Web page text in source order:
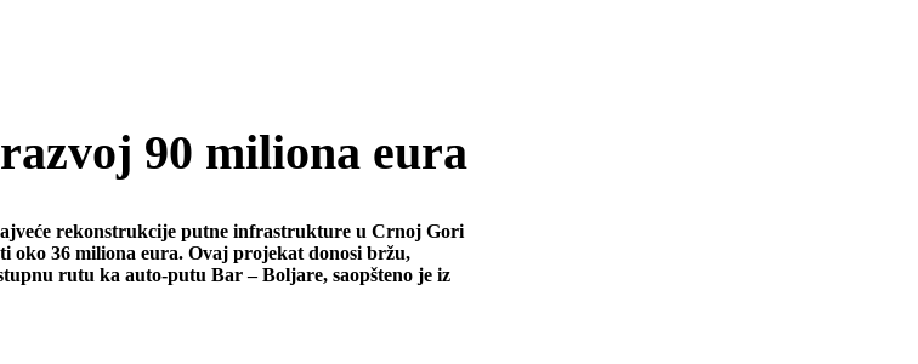
90 miliona eura
rekonstrukcije putne infrastrukture u Crnoj Gori
oko 36 miliona eura. Ovaj projekat donosi bržu,
rutu ka auto-putu Bar – Boljare, saopšteno je iz